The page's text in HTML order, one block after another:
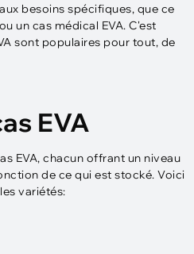
besoins spécifiques, que ce
un cas médical EVA. C'est
sont populaires pour tout, de
EVA
EVA, chacun offrant un niveau
de ce qui est stocké. Voici
variétés: